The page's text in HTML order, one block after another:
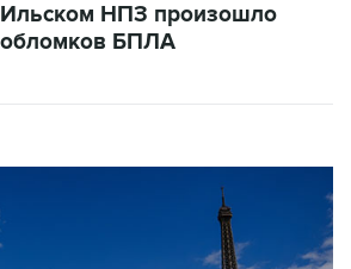
Ильском НПЗ произошло
обломков БПЛА